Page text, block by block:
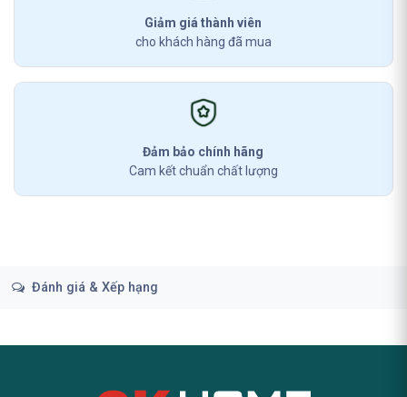
Giảm giá thành viên
cho khách hàng đã mua
Đảm bảo chính hãng
Cam kết chuẩn chất lượng
Đánh giá & Xếp hạng